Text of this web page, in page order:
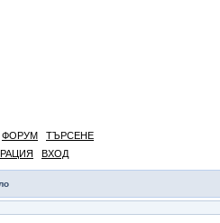
ФОРУМ
ТЪРСЕНЕ
ВХОД